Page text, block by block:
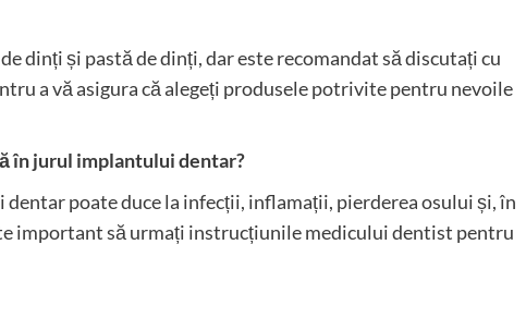
dinți și pastă de dinți, dar este recomandat să discutați cu
a vă asigura că alegeți produsele potrivite pentru nevoile
în jurul implantului dentar?
poate duce la infecții, inflamații, pierderea osului și, în
important să urmați instrucțiunile medicului dentist pentru